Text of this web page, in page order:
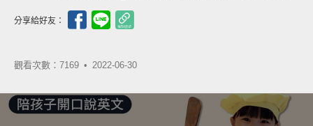
分享給好友：
觀看次數：7169 • 2022-06-30